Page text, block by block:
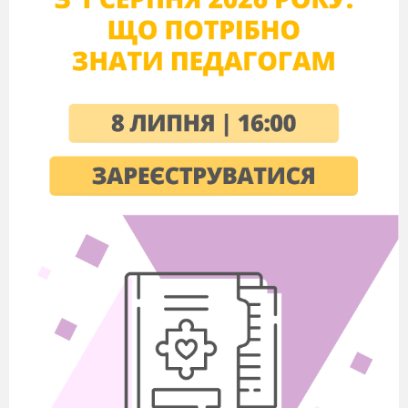
видеорепортаж «Флора и фауна Тихого
4 коллажа с макетами животных , клей
ПВА, 4 тарелочки, зубочистки, гуашь, макет с
надписью Тихий океан и мини-плакаты для
островами для рефлексии, флажки, глобусы,
презентация, двухсторонний скотч.
Ход урока
І. Организационный момент.
У. - Дети, вам тепло?
У. - В классе светло?
У. - Прозвенел уже звонок?
У. - Уже закончился урок?
Д. - Нет
У. - Только начался урок?
У. - Хотите учиться?